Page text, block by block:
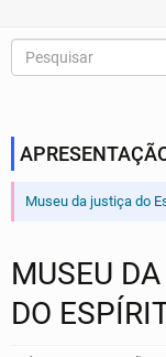
Museu da justiça do
MUSEU
DO